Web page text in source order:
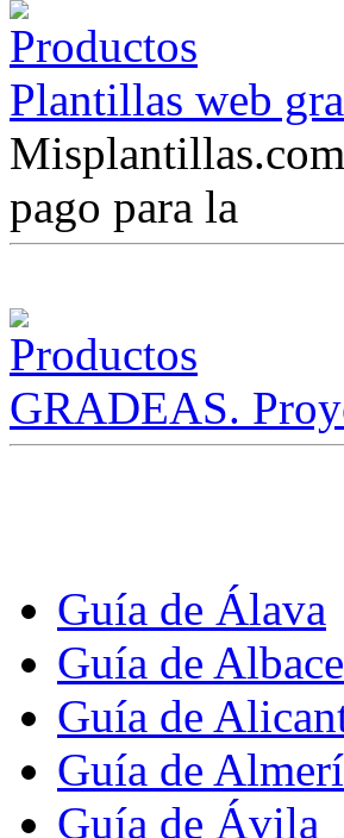
Plantillas web
pago para la
GRADEAS.
Guía de Álava
Guía de
Guía de
Guía de
Guía de Ávila